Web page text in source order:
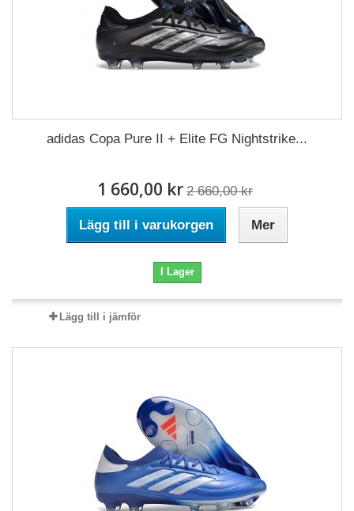
adidas Copa Pure II + Elite FG Nightstrike...
1 660,00 kr 2 660,00 kr
Lägg till i varukorgen Mer
I Lager
Lägg till i jämför